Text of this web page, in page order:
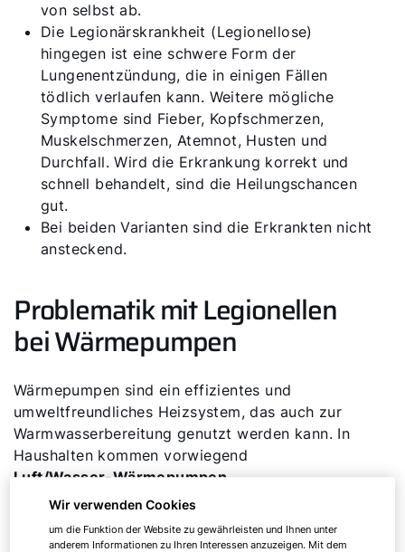
von selbst ab.
Die Legionärskrankheit (Legionellose)
hingegen ist eine schwere Form der
Lungenentzündung, die in einigen Fällen
tödlich verlaufen kann. Weitere mögliche
Symptome sind Fieber, Kopfschmerzen,
Muskelschmerzen, Atemnot, Husten und
Durchfall. Wird die Erkrankung korrekt und
schnell behandelt, sind die Heilungschancen
gut.
Bei beiden Varianten sind die Erkrankten nicht
ansteckend.
Problematik mit Legionellen
bei Wärmepumpen
Wärmepumpen sind ein effizientes und
umweltfreundliches Heizsystem, das auch zur
Warmwasserbereitung genutzt werden kann. In
Haushalten kommen vorwiegend
Luft/Wasser-Wärmepumpen
Sole/Wasser-Wärmepumpen
Wasser/Wasser-Wärmepumpen
Allerdings können sie ein erhöhtes Risiko für
Wir verwenden Cookies
um die Funktion der Website zu gewährleisten und Ihnen unter
anderem Informationen zu Ihren Interessen anzuzeigen. Mit dem